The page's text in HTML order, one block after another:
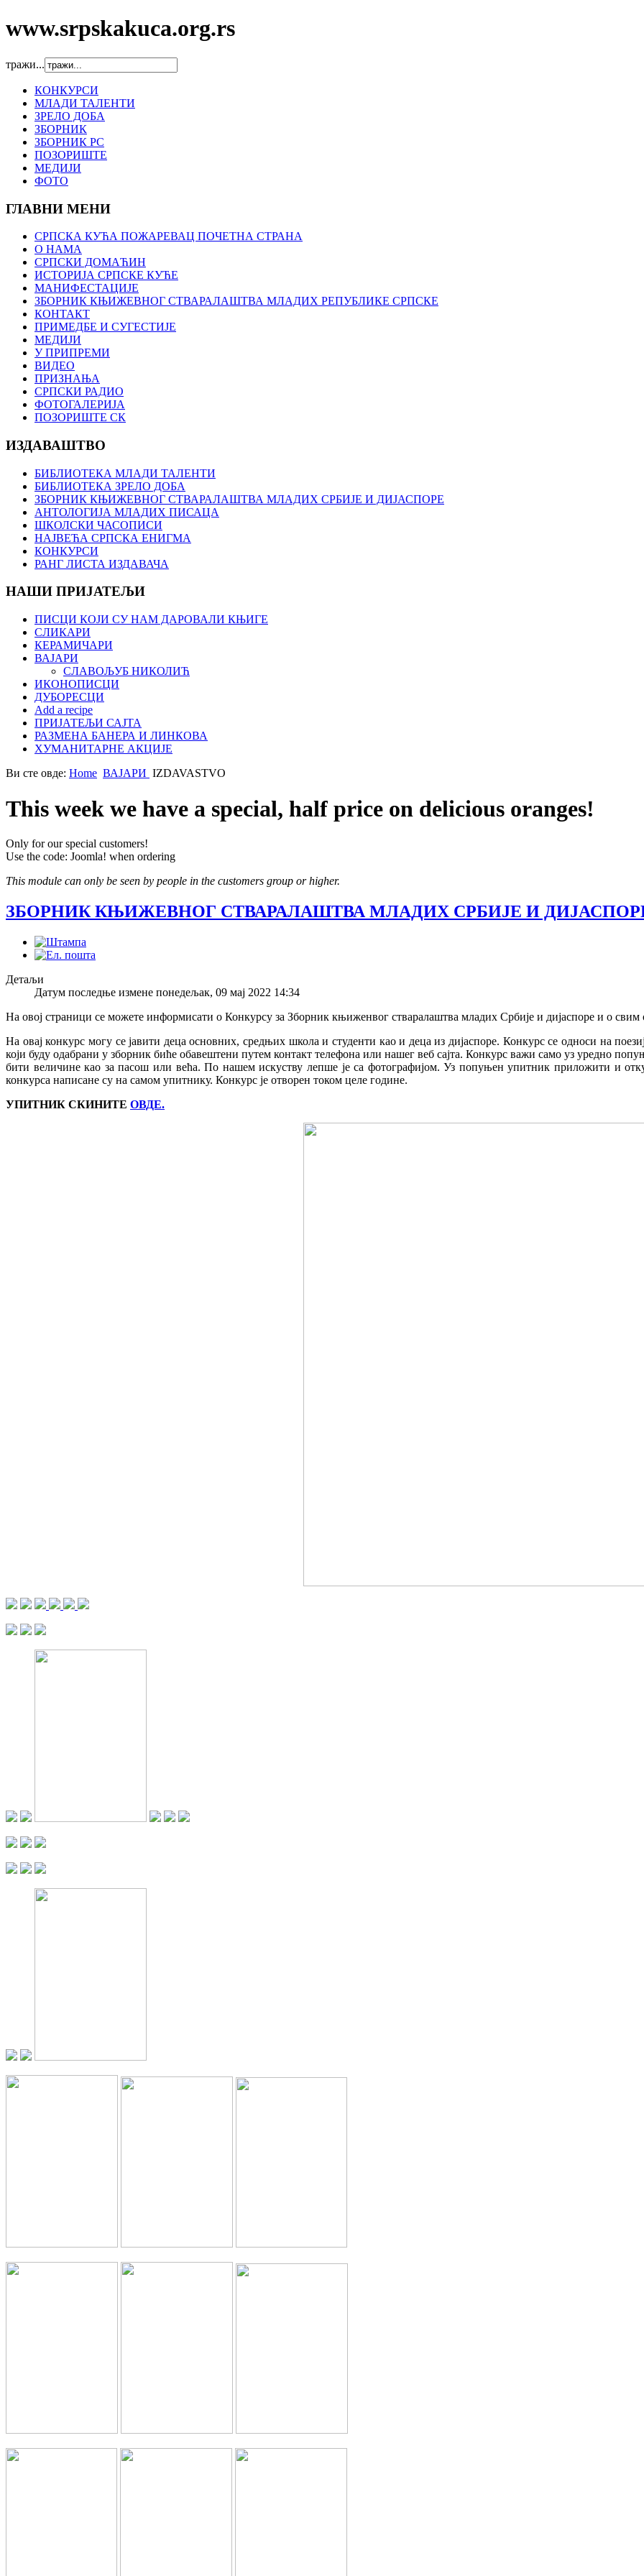
www.srpskakuca.org.rs
тражи...
КОНКУРСИ
МЛАДИ ТАЛЕНТИ
ЗРЕЛО ДОБА
ЗБОРНИК
ЗБОРНИК РС
ПОЗОРИШТЕ
МЕДИЈИ
ФОТО
ГЛАВНИ МЕНИ
СРПСКА КУЋА ПОЖАРЕВАЦ ПОЧЕТНА СТРАНА
О НАМА
СРПСКИ ДОМАЋИН
ИСТОРИЈА СРПСКЕ КУЋЕ
МАНИФЕСТАЦИЈЕ
ЗБОРНИК КЊИЖЕВНОГ СТВАРАЛАШТВА МЛАДИХ РЕПУБЛИКЕ СРПСКЕ
КОНТАКТ
ПРИМЕДБЕ И СУГЕСТИЈЕ
МЕДИЈИ
У ПРИПРЕМИ
ВИДЕО
ПРИЗНАЊА
СРПСКИ РАДИО
ФОТОГАЛЕРИЈА
ПОЗОРИШТЕ СК
ИЗДАВАШТВО
БИБЛИОТЕКА МЛАДИ ТАЛЕНТИ
БИБЛИОТЕКА ЗРЕЛО ДОБА
ЗБОРНИК КЊИЖЕВНОГ СТВАРАЛАШТВА МЛАДИХ СРБИЈЕ И ДИЈАСПОРЕ
АНТОЛОГИЈА МЛАДИХ ПИСАЦА
ШКОЛСКИ ЧАСОПИСИ
НАЈВЕЋА СРПСКА ЕНИГМА
КОНКУРСИ
РАНГ ЛИСТА ИЗДАВАЧА
НАШИ ПРИЈАТЕЉИ
ПИСЦИ КОЈИ СУ НАМ ДАРОВАЛИ КЊИГЕ
СЛИКАРИ
КЕРАМИЧАРИ
ВАЈАРИ
СЛАВОЉУБ НИКОЛИЋ
ИКОНОПИСЦИ
ДУБОРЕСЦИ
Add a recipe
ПРИЈАТЕЉИ САЈТА
РАЗМЕНА БАНЕРА И ЛИНКОВА
ХУМАНИТАРНЕ АКЦИЈЕ
Ви сте овде: Home ВАЈАРИ IZDAVASTVO
This week we have a special, half price on delicious oranges!
Only for our special customers!
Use the code: Joomla! when ordering
This module can only be seen by people in the customers group or higher.
ЗБОРНИК КЊИЖЕВНОГ СТВАРАЛАШТВА МЛАДИХ СРБИЈЕ И
Детаљи
Датум последње измене понедељак, 09 мај 2022 14:34
На овој страници се можете информисати о Конкурсу за Зборник књиженвог стваралаштва младих Србије и дијаспоре и о
На овај конкурс могу се јавити деца основних, средњих школа и студенти као и деца из дијаспоре. Конкурс се односи на
који буду одабрани у зборник биће обавештени путем контакт телефона или нашег веб сајта. Конкурс важи само уз уредно
бити величине као за пасош или већа. По нашем искуству лепше је са фотографијом. Уз попуњен упитник приложити и
конкурса написане су на самом упитнику. Конкурс је отворен током целе године.
УПИТНИК СКИНИТЕ ОВДЕ.